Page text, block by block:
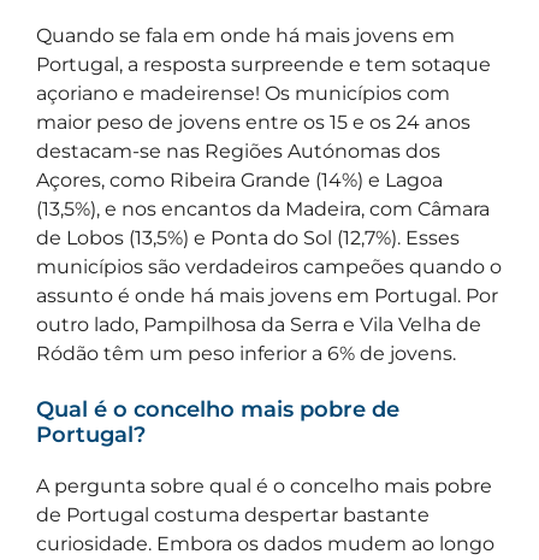
Quando se fala em onde há mais jovens em
Portugal, a resposta surpreende e tem sotaque
açoriano e madeirense! Os municípios com
maior peso de jovens entre os 15 e os 24 anos
destacam-se nas Regiões Autónomas dos
Açores, como Ribeira Grande (14%) e Lagoa
(13,5%), e nos encantos da Madeira, com Câmara
de Lobos (13,5%) e Ponta do Sol (12,7%). Esses
municípios são verdadeiros campeões quando o
assunto é onde há mais jovens em Portugal. Por
outro lado, Pampilhosa da Serra e Vila Velha de
Ródão têm um peso inferior a 6% de jovens.
Qual é o concelho mais pobre de
Portugal?
A pergunta sobre qual é o concelho mais pobre
de Portugal costuma despertar bastante
curiosidade. Embora os dados mudem ao longo